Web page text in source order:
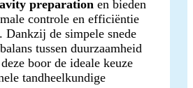
preparation en bieden
controle en efficiëntie
de simpele snede
tussen duurzaamheid
boor de ideale keuze
tandheelkundige